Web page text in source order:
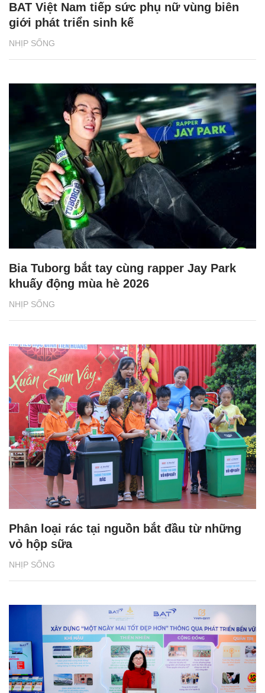
NHỊP SỐNG
BAT Việt Nam tiếp sức phụ nữ vùng biên
giới phát triển sinh kế
NHỊP SỐNG
Bia Tuborg bắt tay cùng rapper Jay Park
khuấy động mùa hè 2026
NHỊP SỐNG
Phân loại rác tại nguồn bắt đầu từ những
vỏ hộp sữa